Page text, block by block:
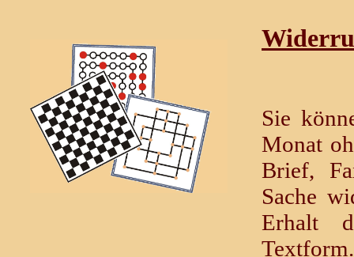
Sie
Monat
Brief,
Sache
Erhalt